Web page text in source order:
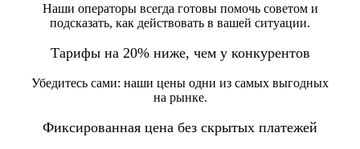
Наши операторы всегда готовы помочь советом и
подсказать, как действовать в вашей ситуации.
Тарифы на 20% ниже, чем у конкурентов
Убедитесь сами: наши цены одни из самых выгодных
на рынке.
Фиксированная цена без скрытых платежей